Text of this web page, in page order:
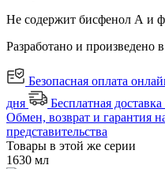
Не содержит бисфенол А и
Разработано и произведено
Безопасная оплата
дня
Бесплатная
Обмен, возврат и гарантия
представительства
Товары в этой же серии
1630 мл